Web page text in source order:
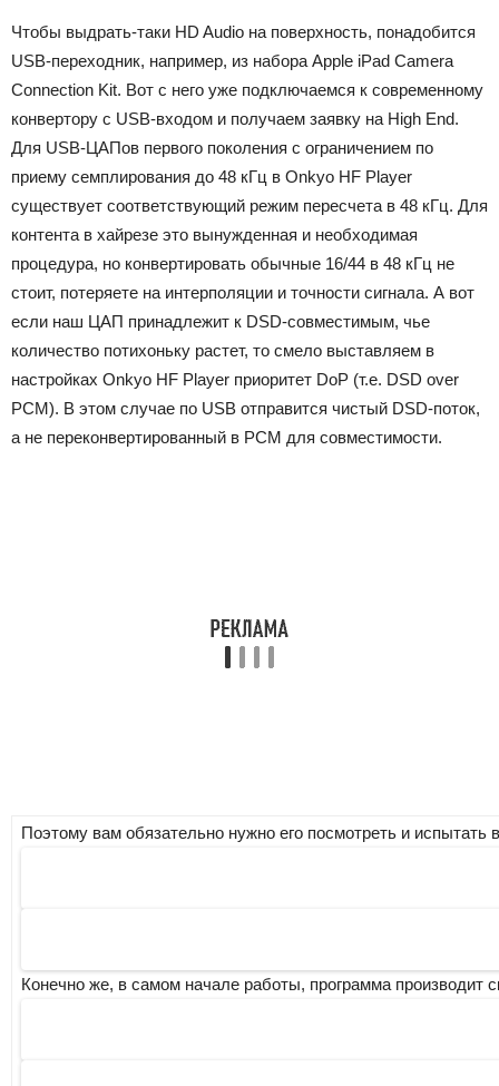
Чтобы выдрать-таки HD Audio на поверхность, понадобится
USB-переходник, например, из набора Apple iPad Camera
Connection Kit. Вот с него уже подключаемся к современному
конвертору с USB-входом и получаем заявку на High End.
Для USB-ЦАПов первого поколения с ограничением по
приему семплирования до 48 кГц в Onkyo HF Player
существует соответствующий режим пересчета в 48 кГц. Для
контента в хайрезе это вынужденная и необходимая
процедура, но конвертировать обычные 16/44 в 48 кГц не
стоит, потеряете на интерполяции и точности сигнала. А вот
если наш ЦАП принадлежит к DSD-совместимым, чье
количество потихоньку растет, то смело выставляем в
настройках Onkyo HF Player приоритет DoP (т.е. DSD over
PCM). В этом случае по USB отправится чистый DSD-поток,
а не переконвертированный в PCM для совместимости.
Поэтому вам обязательно нужно его посмотреть и
Конечно же, в самом начале работы, программа производит